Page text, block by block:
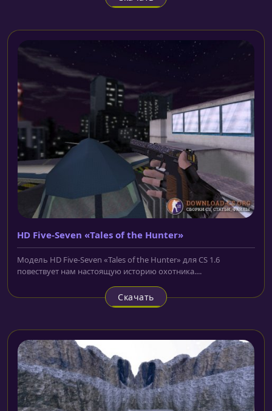
HD Five-Seven «Tales of the Hunter»
Модель HD Five-Seven «Tales of the Hunter» для CS 1.6
повествует нам настоящую историю охотника....
Скачать